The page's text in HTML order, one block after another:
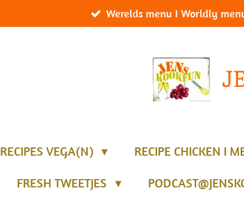
Werelds menu I Worldly
RECIPES VEGA(N) RECIPE CHICKEN I
FRESH TWEETJES